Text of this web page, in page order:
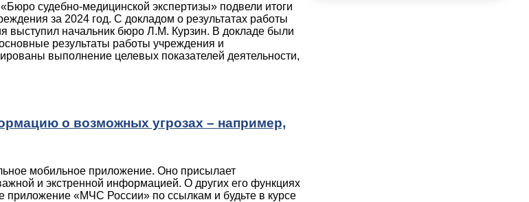
судебно-медицинской экспертизы» подвели итоги
за 2024 год. С докладом о результатах работы
выступил начальник бюро Л.М. Курзин. В докладе были
результаты работы учреждения и
выполнение целевых показателей деятельности,
о возможных угрозах – например,
мобильное приложение. Оно присылает
и экстренной информацией. О других его функциях
приложение «МЧС России» по ссылкам и будьте в курсе